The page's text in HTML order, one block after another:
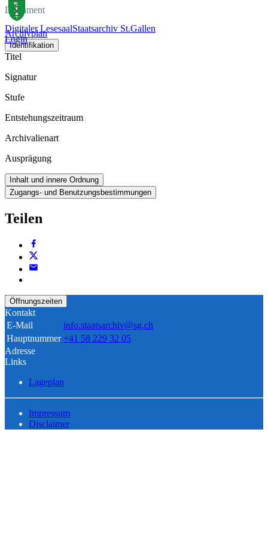
Digitaler LesesaalStaatsarchiv St.Gallen
Login
Dokument
Archivplan
Identifikation
Titel
Signatur
Stufe
Entstehungszeitraum
Archivalienart
Ausprägung
Inhalt und innere Ordnung
Zugangs- und Benutzungsbestimmungen
Teilen
Öffnungszeiten
Kontakt
E-Mail
info.staatsarchiv@sg.ch
Hauptnummer +41 58 229 32 05
Adresse
Links
Lageplan
Impressum
Disclaimer